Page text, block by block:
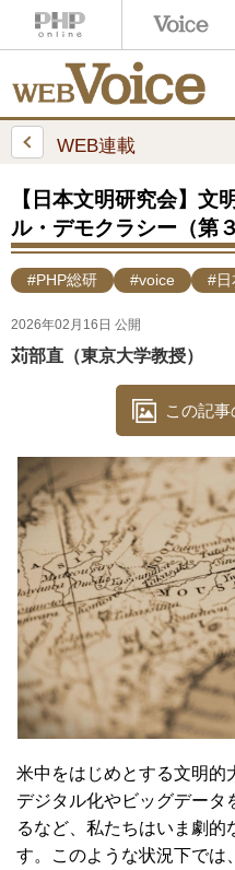
WEB連載
【日本文明研究会】文
ル・デモクラシー（第３
#PHP総研 #voice #日
2026年02月16日 公開
苅部直（東京大学教授）
この記事
米中をはじめとする文明的
デジタル化やビッグデータ
るなど、私たちはいま劇的
す。このような状況下では